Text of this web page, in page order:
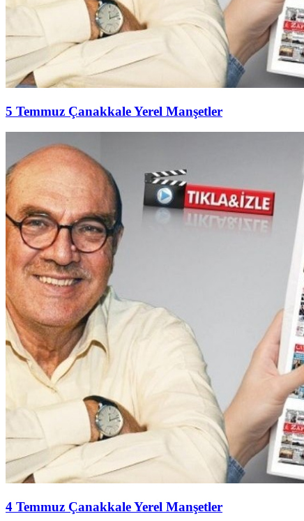
5 Temmuz Çanakkale Yerel Manşetler
4 Temmuz Çanakkale Yerel Manşetler